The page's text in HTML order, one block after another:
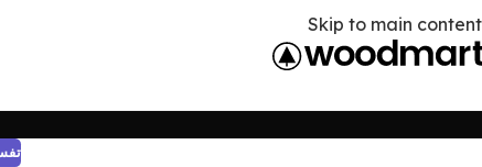
Skip to main content